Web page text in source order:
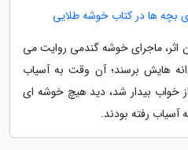
بچه ها در کتاب خوشه طلایی
اثر، ماجرای خوشه گندمی روایت می
هایش برسند؛ آن وقت به آسیاب
خواب بیدار شد، دید هیچ خوشه ای
رفته بودند.